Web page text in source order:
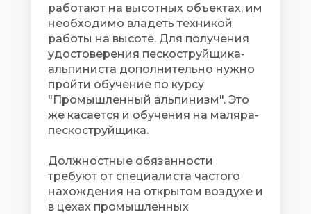
работают на высотных объектах, им
необходимо владеть техникой
работы на высоте. Для получения
удостоверения пескоструйщика-
альпиниста дополнительно нужно
пройти обучение по курсу
"Промышленный альпинизм". Это
же касается и обучения на маляра-
пескоструйщика.
Должностные обязанности
требуют от специалиста частого
нахождения на открытом воздухе и
в цехах промышленных